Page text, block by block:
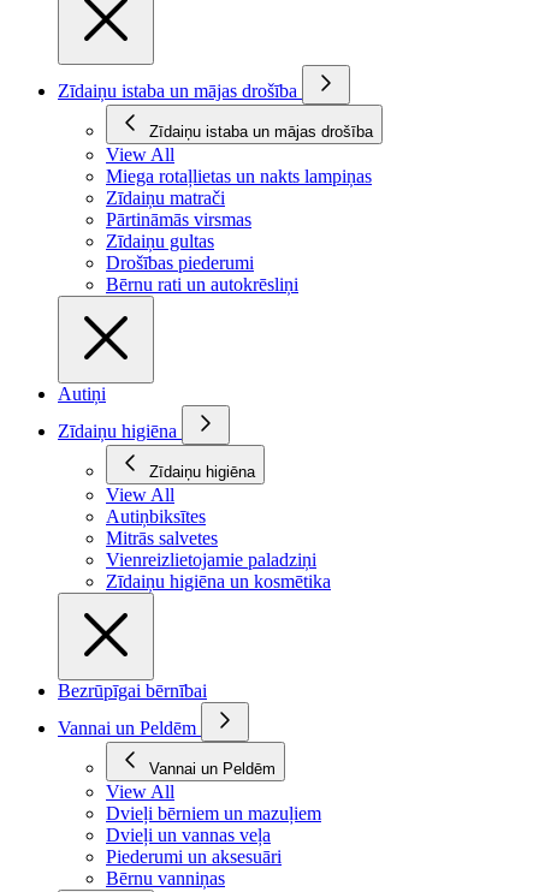
Zīdaiņu istaba un mājas drošība
Zīdaiņu istaba un mājas drošība
View All
Miega rotaļlietas un nakts lampiņas
Zīdaiņu matrači
Pārtināmās virsmas
Zīdaiņu gultas
Drošības piederumi
Bērnu rati un autokrēsliņi
Autiņi
Zīdaiņu higiēna
Zīdaiņu higiēna
View All
Autiņbiksītes
Mitrās salvetes
Vienreizlietojamie paladziņi
Zīdaiņu higiēna un kosmētika
Bezrūpīgai bērnībai
Vannai un Peldēm
Vannai un Peldēm
View All
Dvieļi bērniem un mazuļiem
Dvieļi un vannas veļa
Piederumi un aksesuāri
Bērnu vanniņas